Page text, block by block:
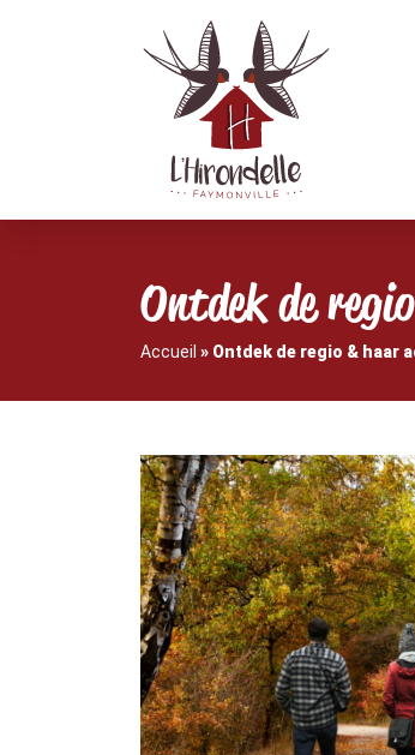
Ontdek de
Accueil » Ontdek de regio & haar